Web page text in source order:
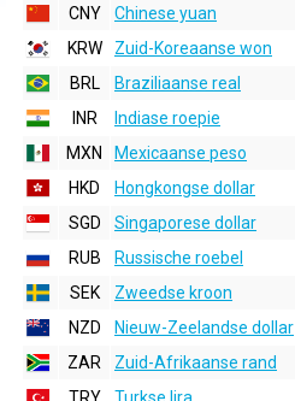
CNY
Chinese yuan
KRW
Zuid-Koreaanse won
BRL
Braziliaanse real
INR
Indiase roepie
MXN
Mexicaanse peso
HKD
Hongkongse dollar
SGD
Singaporese dollar
RUB
Russische roebel
SEK
Zweedse kroon
NZD
Nieuw-Zeelandse dollar
ZAR
Zuid-Afrikaanse rand